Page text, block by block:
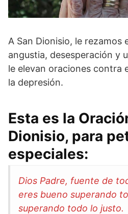
A San Dionisio, le rezamos
angustia, desesperación y
le elevan oraciones contra
la depresión.
Esta es la
Dionisio, para
especiales:
Dios Padre, fuente de
eres bueno superando
superando todo lo justo.